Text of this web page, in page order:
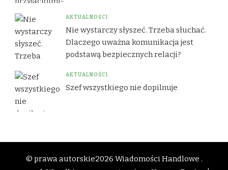
AKTUALNOŚCI
Nie wystarczy słyszeć. Trzeba słuchać.
Dlaczego uważna komunikacja jest
podstawą bezpiecznych relacji?
AKTUALNOŚCI
Szef wszystkiego nie dopilnuje
© prawa autorskie2026 Wiadomości Handlowe .